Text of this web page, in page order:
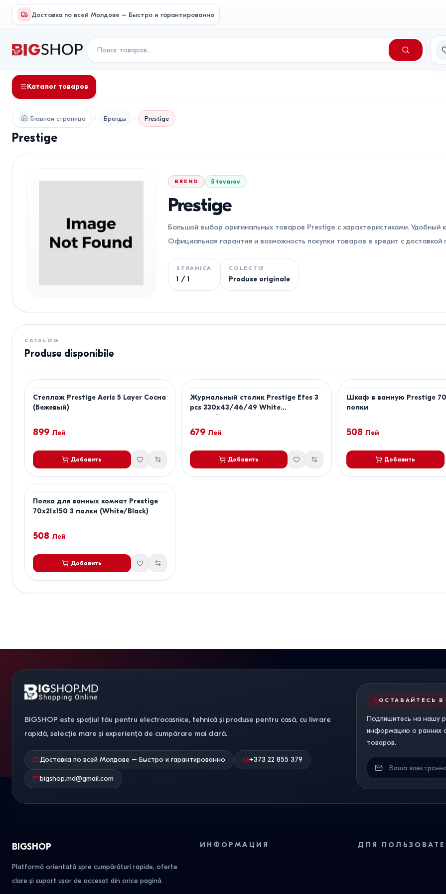
Доставка по всей Молдове – Быстро и гарантированно
Каталог товаров
Главная страница Бренды Prestige
Prestige
BREND 5 tovarov
Prestige
Большой выбор оригинальных товаров Prestige с характеристиками. Удобный
Официальная гарантия и возможность покупки товаров в кредит с
STRANICA
1 / 1
COLECTIE
Produse originale
CATALOG
Produse disponibile
Стеллаж Prestige Aeris 5 Layer Сосна
(Бежевый)
899 Лей
Добавить
Журнальный столик Prestige Efes 3
pcs 330x43/46/49 White
Marble/Gold
679 Лей
Добавить
Шкаф в ванную Prestige
полки
508 Лей
Добавить
Полка для ванных комнат Prestige
70x21x150 3 полки (White/Black)
508 Лей
Добавить
BIGSHOP este spațiul tău pentru electrocasnice, tehnică și produse pentru casă, cu livrare
rapidă, selecție mare și experiență de cumpărare mai clară.
Доставка по всей Молдове – Быстро и гарантированно +373 22 855 379
bigshop.md@gmail.com
ОСТАВАЙТЕСЬ В
Подпишитесь на нашу
информацию о ранних
товаров.
BIGSHOP
Platformă orientată spre cumpărături rapide, oferte
clare și suport ușor de accesat din orice pagină.
ИНФОРМАЦИЯ ДЛЯ